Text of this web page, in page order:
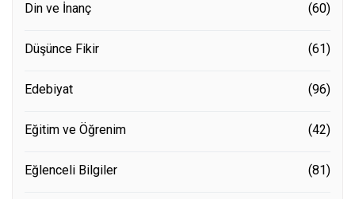
Din ve İnanç (60)
Düşünce Fikir (61)
Edebiyat (96)
Eğitim ve Öğrenim (42)
Eğlenceli Bilgiler (81)